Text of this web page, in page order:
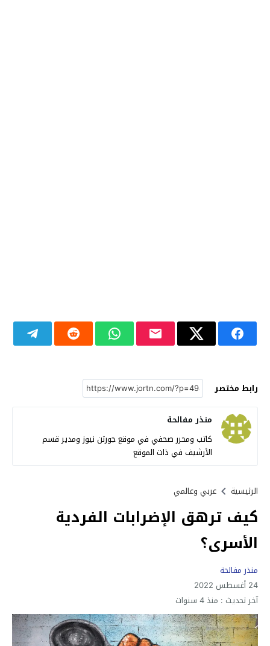
رابط مختصر
منذر مفالحة
كاتب ومحرر صحفي في موقع جورتن نيوز ومدير قسم
الأرشيف في ذات الموقع
الرئيسية عربي وعالمي
كيف ترهق الإضرابات الفردية
الأسرى؟
منذر مفالحة
24 أغسطس 2022
آخر تحديث : منذ 4 سنوات